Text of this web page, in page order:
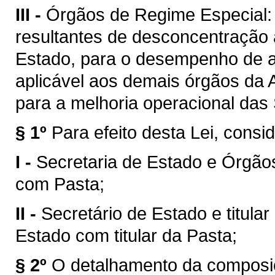
III - Órgãos de Regime
resultantes de
Estado, para o desempenho de
aplicável aos demais órgãos da
para a melhoria operacional das
§ 1º Para efeito desta Lei,
I - Secretaria de Estado e
com Pasta;
II - Secretário de Estado e
Estado com titular da Pasta;
§ 2º O detalhamento da